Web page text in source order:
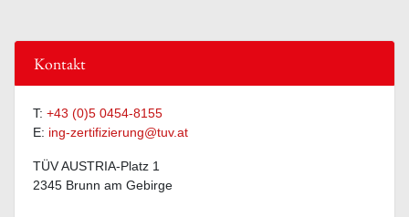
Kontakt
T: +43 (0)5 0454-8155
E: ing-zertifizierung@tuv.at
TÜV AUSTRIA-Platz 1
2345 Brunn am Gebirge